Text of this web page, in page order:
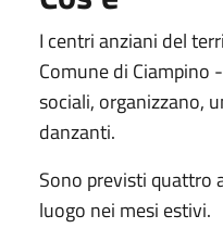
I centri anziani del
Comune di Ciampino
sociali, organizzano,
danzanti.
Sono previsti quattro
luogo nei mesi estivi.